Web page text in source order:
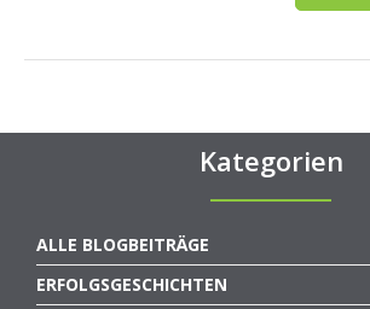
Kategorien
ALLE BLOGBEITRÄGE
ERFOLGSGESCHICHTEN